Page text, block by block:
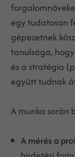
egy tudatosan
gépezetnek
tanulsága,
és a stratégia
együtt tudnak
A munka során
A mérés a